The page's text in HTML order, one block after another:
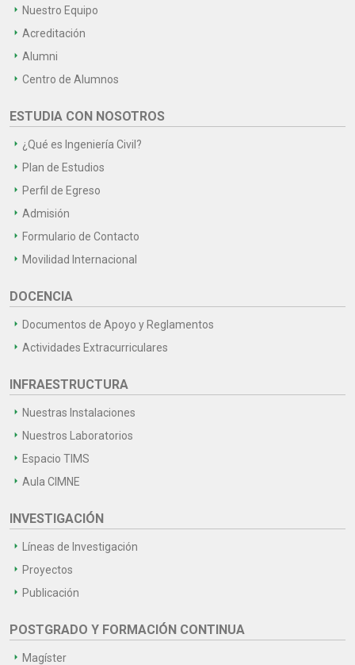
Nuestro Equipo
Acreditación
Alumni
Centro de Alumnos
ESTUDIA CON NOSOTROS
¿Qué es Ingeniería Civil?
Plan de Estudios
Perfil de Egreso
Admisión
Formulario de Contacto
Movilidad Internacional
DOCENCIA
Documentos de Apoyo y Reglamentos
Actividades Extracurriculares
INFRAESTRUCTURA
Nuestras Instalaciones
Nuestros Laboratorios
Espacio TIMS
Aula CIMNE
INVESTIGACIÓN
Líneas de Investigación
Proyectos
Publicación
POSTGRADO Y FORMACIÓN CONTINUA
Magíster